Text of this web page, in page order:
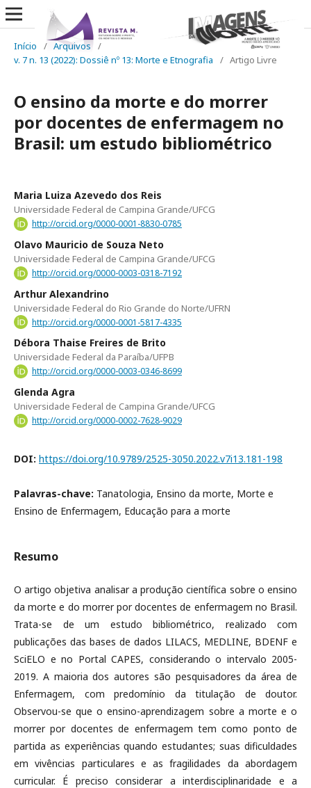
Início / Arquivos
/
v. 7 n. 13 (2022): Dossiê nº 13: Morte e Etnografia
/ Artigo Livre
O ensino da morte e do morrer
por docentes de enfermagem no
Brasil: um estudo bibliométrico
Maria Luiza Azevedo dos Reis
Universidade Federal de Campina Grande/UFCG
http://orcid.org/0000-0001-8830-0785
Olavo Mauricio de Souza Neto
Universidade Federal de Campina Grande/UFCG
http://orcid.org/0000-0003-0318-7192
Arthur Alexandrino
Universidade Federal do Rio Grande do Norte/UFRN
http://orcid.org/0000-0001-5817-4335
Débora Thaise Freires de Brito
Universidade Federal da Paraíba/UFPB
http://orcid.org/0000-0003-0346-8699
Glenda Agra
Universidade Federal de Campina Grande/UFCG
http://orcid.org/0000-0002-7628-9029
DOI: https://doi.org/10.9789/2525-3050.2022.v7i13.181-198
Palavras-chave: Tanatologia, Ensino da morte, Morte e
Ensino de Enfermagem, Educação para a morte
Resumo
O artigo objetiva analisar a produção científica sobre o ensino
da morte e do morrer por docentes de enfermagem no Brasil.
Trata-se de um estudo bibliométrico, realizado com
publicações das bases de dados LILACS, MEDLINE, BDENF e
SciELO e no Portal CAPES, considerando o intervalo 2005-
2019. A maioria dos autores são pesquisadores da área de
Enfermagem, com predomínio da titulação de doutor.
Observou-se que o ensino-aprendizagem sobre a morte e o
morrer por docentes de enfermagem tem como ponto de
partida as experiências quando estudantes; suas dificuldades
em vivências particulares e as fragilidades da abordagem
curricular. É preciso considerar a interdisciplinaridade e a